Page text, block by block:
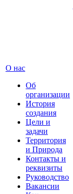
О нас
Об
организации
История
создания
Цели и
задачи
Территория
и Природа
Контакты и
реквизиты
Руководство
Вакансии